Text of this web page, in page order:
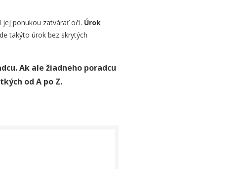
jej ponukou zatvárať oči. Úrok
takýto úrok bez skrytých
Ak ale žiadneho poradcu
od A po Z.